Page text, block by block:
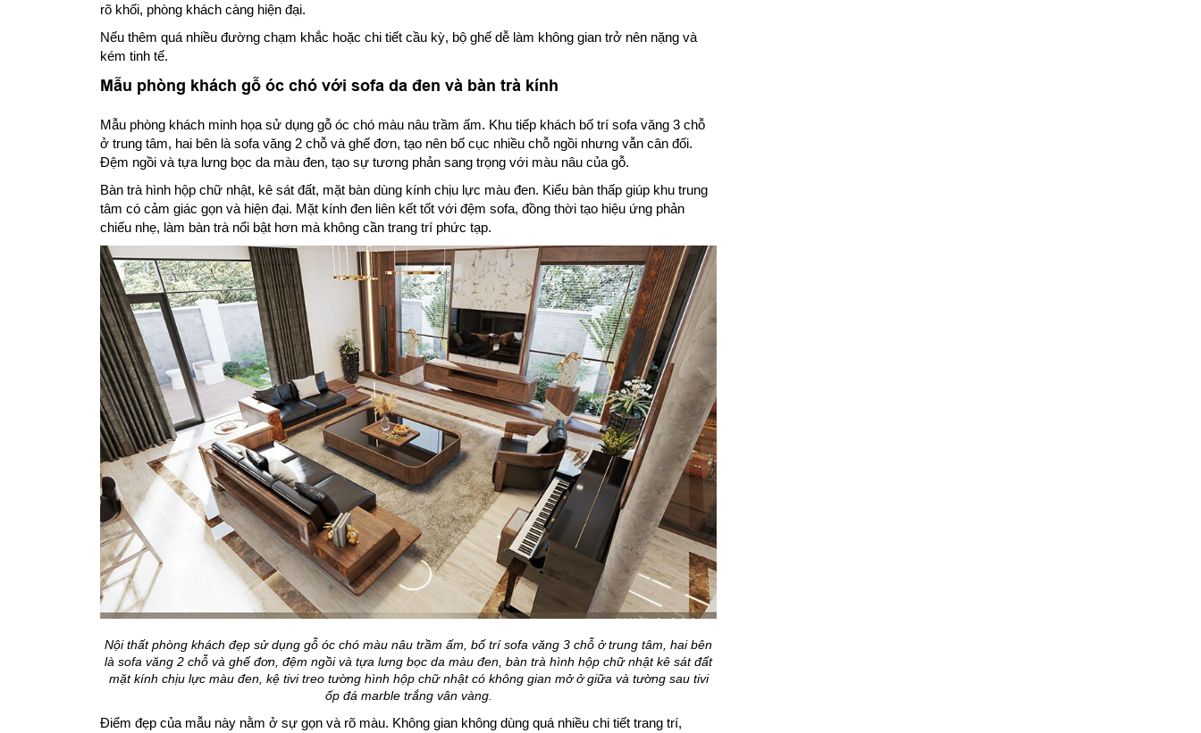
rõ khối, phòng khách càng hiện đại.
Nếu thêm quá nhiều đường chạm khắc hoặc chi tiết cầu kỳ, bộ ghế dễ làm không gian trở nên nặng và
kém tinh tế.
Mẫu phòng khách gỗ óc chó với sofa da đen và bàn trà kính
Mẫu phòng khách minh họa sử dụng gỗ óc chó màu nâu trầm ấm. Khu tiếp khách bố trí sofa văng 3 chỗ
ở trung tâm, hai bên là sofa văng 2 chỗ và ghế đơn, tạo nên bố cục nhiều chỗ ngồi nhưng vẫn cân đối.
Đệm ngồi và tựa lưng bọc da màu đen, tạo sự tương phản sang trọng với màu nâu của gỗ.
Bàn trà hình hộp chữ nhật, kê sát đất, mặt bàn dùng kính chịu lực màu đen. Kiểu bàn thấp giúp khu trung
tâm có cảm giác gọn và hiện đại. Mặt kính đen liên kết tốt với đệm sofa, đồng thời tạo hiệu ứng phản
chiếu nhẹ, làm bàn trà nổi bật hơn mà không cần trang trí phức tạp.
Nội thất phòng khách đẹp sử dụng gỗ óc chó màu nâu trầm ấm, bố trí sofa văng 3 chỗ ở trung tâm, hai bên
là sofa văng 2 chỗ và ghế đơn, đệm ngồi và tựa lưng bọc da màu đen, bàn trà hình hộp chữ nhật kê sát đất
mặt kính chịu lực màu đen, kệ tivi treo tường hình hộp chữ nhật có không gian mở ở giữa và tường sau tivi
ốp đá marble trắng vân vàng.
Điểm đẹp của mẫu này nằm ở sự gọn và rõ màu. Không gian không dùng quá nhiều chi tiết trang trí,